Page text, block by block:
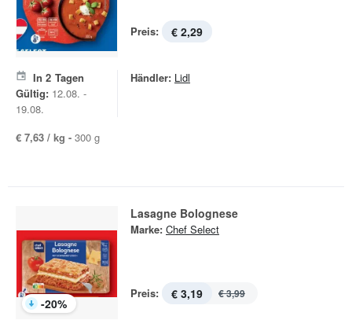
Preis: € 2,29
In 2 Tagen
Gültig: 12.08. -
19.08.
Händler: Lidl
€ 7,63 / kg - 300 g
-20%
Lasagne Bolognese
Marke: Chef Select
Preis: € 3,19 € 3,99